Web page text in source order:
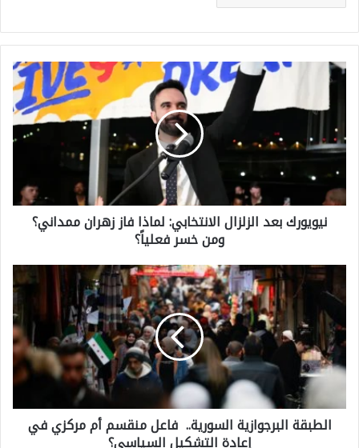
ن
ي
ر
ع
ز
نيويورك بعد الزلزال الانتخابي: لماذا فاز زهران ممداني؟
ومن خسر فعلياً؟
ط
ب
ق
الطبقة البرجوازية السورية.. فاعل منقسم أم مركزي في
إعادة التشكيل السياسي؟